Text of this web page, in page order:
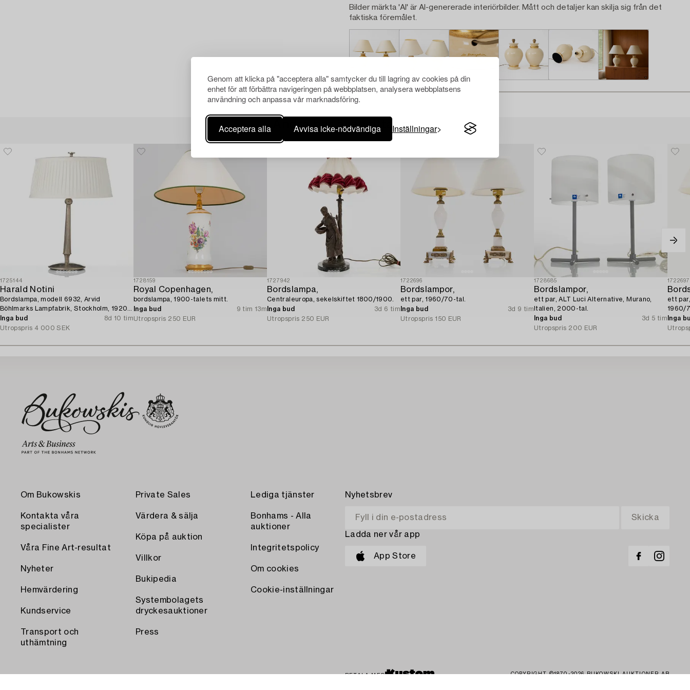
Genom att klicka på "acceptera alla" samtycker du till lagring av cookies på din
enhet för att förbättra navigeringen på webbplatsen, analysera webbplatsens
användning och anpassa vår marknadsföring.
Acceptera alla Avvisa icke-nödvändiga Inställningar
Bilder märkta 'AI' är AI-genererade interiörbilder. Mått och detaljer kan skilja sig från det
faktiska föremålet.
Andra har även tittat på
1725144
Harald Notini
Bordslampa, modell 6932, Arvid
Böhlmarks Lampfabrik, Stockholm, 1920-
tal.
Inga bud
8d 10 tim
Utropspris 4 000 SEK
1728159
Royal Copenhagen,
bordslampa, 1900-talets mitt.
Inga bud
9 tim 13m
Utropspris 250 EUR
1727942
Bordslampa,
Centraleuropa, sekelskiftet 1800/1900.
Inga bud
3d 6 tim
Utropspris 250 EUR
1722696
Bordslampor,
ett par, 1960/70-tal.
Inga bud
3d 9 tim
Utropspris 150 EUR
1728685
Bordslampor,
ett par, ALT Luci Alternative, Murano,
Italien, 2000-tal.
Inga bud
3d 5 tim
Utropspris 200 EUR
1722697
ett
1960/
Inga
Om Bukowskis
Kontakta våra
specialister
Våra Fine Art-resultat
Nyheter
Hemvärdering
Kundservice
Transport och
uthämtning
Private Sales
Värdera & sälja
Köpa på auktion
Villkor
Bukipedia
Systembolagets
dryckesauktioner
Press
Lediga tjänster
Bonhams - Alla
auktioner
Integritetspolicy
Om cookies
Cookie-inställningar
Nyhetsbrev
Ladda ner vår app
App Store
BETALA MED COPYRIGHT ©1870-2026 BUKOWSKI AUKTIONER AB